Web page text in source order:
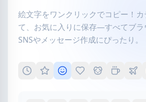
絵文字をワンクリックでコピー！
て、お気に入りに保存—すべてブラ
SNSやメッセージ作成にぴったり。